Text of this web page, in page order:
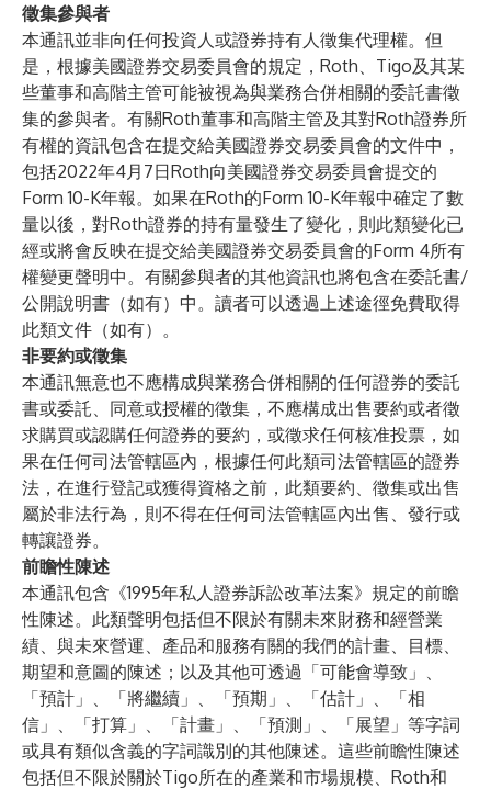
徵集參與者
本通訊並非向任何投資人或證券持有人徵集代理權。但
是，根據美國證券交易委員會的規定，Roth、Tigo及其某
些董事和高階主管可能被視為與業務合併相關的委託書徵
集的參與者。有關Roth董事和高階主管及其對Roth證券所
有權的資訊包含在提交給美國證券交易委員會的文件中，
包括2022年4月7日Roth向美國證券交易委員會提交的
Form 10-K年報。如果在Roth的Form 10-K年報中確定了數
量以後，對Roth證券的持有量發生了變化，則此類變化已
經或將會反映在提交給美國證券交易委員會的Form 4所有
權變更聲明中。有關參與者的其他資訊也將包含在委託書/
公開說明書（如有）中。讀者可以透過上述途徑免費取得
此類文件（如有）。
非要約或徵集
本通訊無意也不應構成與業務合併相關的任何證券的委託
書或委託、同意或授權的徵集，不應構成出售要約或者徵
求購買或認購任何證券的要約，或徵求任何核准投票，如
果在任何司法管轄區內，根據任何此類司法管轄區的證券
法，在進行登記或獲得資格之前，此類要約、徵集或出售
屬於非法行為，則不得在任何司法管轄區內出售、發行或
轉讓證券。
前瞻性陳述
本通訊包含《1995年私人證券訴訟改革法案》規定的前瞻
性陳述。此類聲明包括但不限於有關未來財務和經營業
績、與未來營運、產品和服務有關的我們的計畫、目標、
期望和意圖的陳述；以及其他可透過「可能會導致」、
「預計」、「將繼續」、「預期」、「估計」、「相
信」、「打算」、「計畫」、「預測」、「展望」等字詞
或具有類似含義的字詞識別的其他陳述。這些前瞻性陳述
包括但不限於關於Tigo所在的產業和市場規模、Roth和